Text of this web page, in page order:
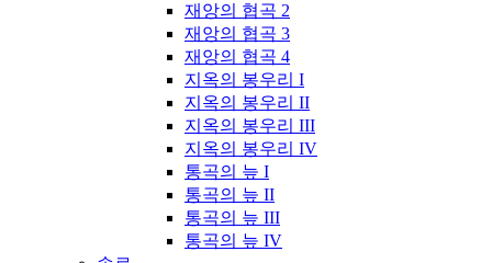
재앙의 협곡 2
재앙의 협곡 3
재앙의 협곡 4
지옥의 봉우리 I
지옥의 봉우리 II
지옥의 봉우리 III
지옥의 봉우리 IV
통곡의 늪 I
통곡의 늪 II
통곡의 늪 III
통곡의 늪 IV